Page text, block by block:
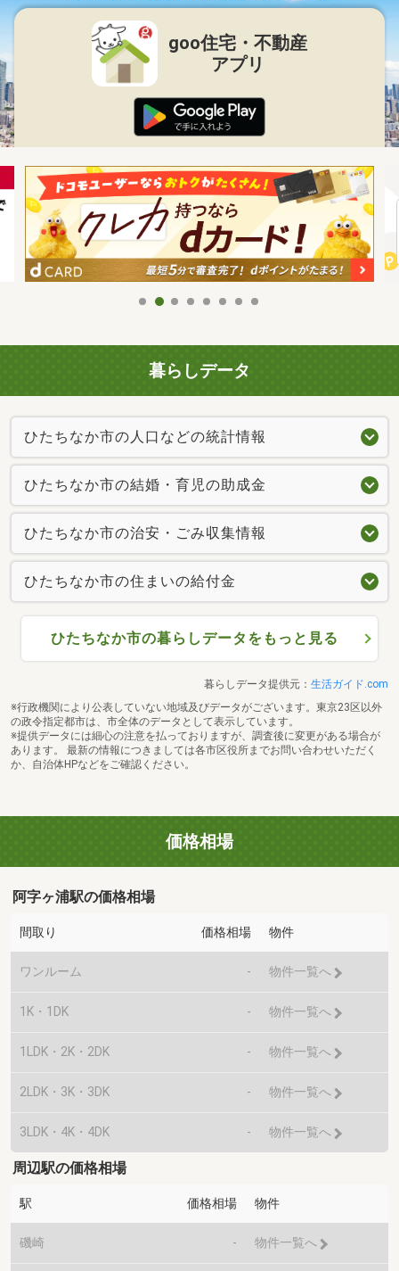
goo住宅・不動産
アプリ
暮らしデータ
ひたちなか市の人口などの統計情報
ひたちなか市の結婚・育児の助成金
ひたちなか市の治安・ごみ収集情報
ひたちなか市の住まいの給付金
ひたちなか市の暮らしデータをもっと見る
暮らしデータ提供元： 生活ガイド.com
※行政機関により公表していない地域及びデータがございます。東京23区以外
の政令指定都市は、市全体のデータとして表示しています。
※提供データには細心の注意を払っておりますが、調査後に変更がある場合が
あります。 最新の情報につきましては各市区役所までお問い合わせいただく
か、自治体HPなどをご確認ください。
価格相場
阿字ヶ浦駅の価格相場
間取り 価格相場 物件
ワンルーム - 物件一覧へ
1K・1DK - 物件一覧へ
1LDK・2K・2DK - 物件一覧へ
2LDK・3K・3DK - 物件一覧へ
3LDK・4K・4DK - 物件一覧へ
周辺駅の価格相場
駅 価格相場 物件
磯崎 - 物件一覧へ